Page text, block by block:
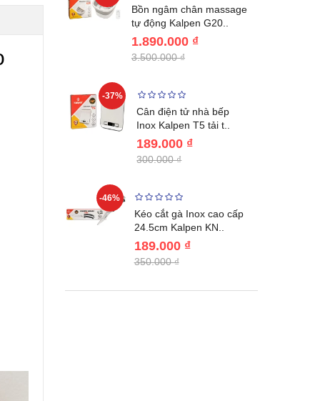
Bồn ngâm chân massage
tự động Kalpen G20..
1.890.000 ₫
3.500.000 ₫
-37%
Cân điện tử nhà bếp
Inox Kalpen T5 tải t..
189.000 ₫
300.000 ₫
-46%
Kéo cắt gà Inox cao cấp
24.5cm Kalpen KN..
189.000 ₫
350.000 ₫